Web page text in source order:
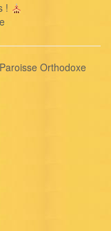
!
Orthodoxe